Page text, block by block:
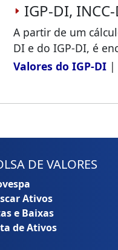
IGP-DI,
A partir de um
DI e do IGP-DI, é
Valores do IGP-DI |
DE VALORES
Ativos
e Baixas
de Ativos